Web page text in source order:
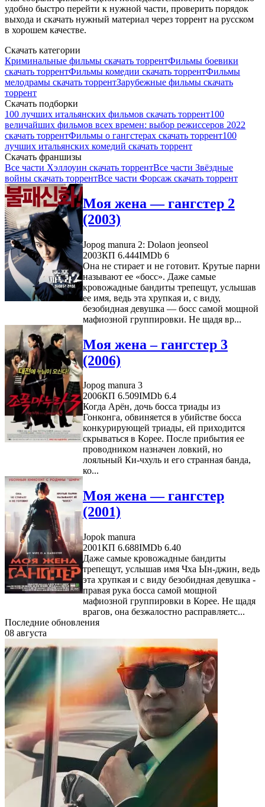
удобно быстро перейти к нужной части, проверить порядок
выхода и скачать нужный материал через торрент на русском
в хорошем качестве.
Скачать категории
Криминальные фильмы скачать торрентФильмы боевики
скачать торрентФильмы комедии скачать торрентФильмы
мелодрамы скачать торрентЗарубежные фильмы скачать
торрент
Скачать подборки
100 лучших итальянских фильмов скачать торрент100
величайших фильмов всех времен: выбор режиссеров 2022
скачать торрентФильмы о гангстерах скачать торрент100
лучших итальянских комедий скачать торрент
Скачать франшизы
Все части Хэллоуин скачать торрентВсе части Звёздные
войны скачать торрентВсе части Форсаж скачать торрент
Моя жена — гангстер 2
(2003)
Jopog manura 2: Dolaon jeonseol
2003КП 6.444IMDb 6
Она не стирает и не готовит. Крутые парни
называют ее «босс». Даже самые
кровожадные бандиты трепещут, услышав
ее имя, ведь эта хрупкая и, с виду,
безобидная девушка — босс самой мощной
мафиозной группировки. Не щадя вр...
Моя жена – гангстер 3
(2006)
Jopog manura 3
2006КП 6.509IMDb 6.4
Когда Арён, дочь босса триады из
Гонконга, обвиняется в убийстве босса
конкурирующей триады, ей приходится
скрываться в Корее. После прибытия ее
проводником назначен ловкий, но
лояльный Ки-чхуль и его странная банда,
ко...
Моя жена — гангстер
(2001)
Jopok manura
2001КП 6.688IMDb 6.40
Даже самые кровожадные бандиты
трепещут, услышав имя Чха Ын-джин, ведь
эта хрупкая и с виду безобидная девушка -
правая рука босса самой мощной
мафиозной группировки в Корее. Не щадя
врагов, она безжалостно расправляетс...
Последние обновления
08 августа